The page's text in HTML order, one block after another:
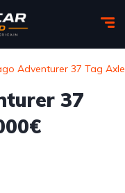
Adventurer 37 Tag
37